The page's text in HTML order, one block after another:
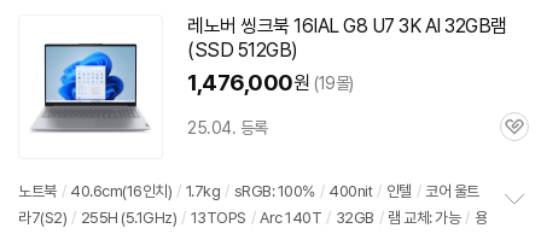
레노버 씽크북 16IAL G8 U7 3K AI 32GB램
(SSD 512GB)
1,476,000원 (19몰)
25.04. 등록
관
노트북 / 40.6cm(16인치) / 1.7kg / sRGB: 100% / 400nit / 인텔 / 코어 울트
라7(S2) / 255H (5.1GHz) / 13TOPS / Arc 140T / 32GB / 램 교체: 가능 / 용